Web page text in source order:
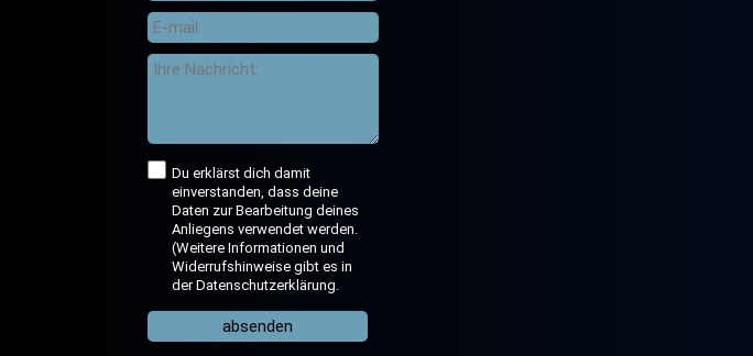
Du erklärst dich damit
einverstanden, dass deine
Daten zur Bearbeitung deines
Anliegens verwendet werden.
(Weitere Informationen und
Widerrufshinweise gibt es in
der Datenschutzerklärung.
absenden